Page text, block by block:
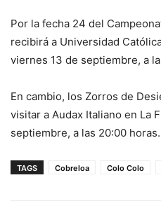
Por la fecha 24 del
recibirá a Universidad
viernes 13 de septiembre, a
En cambio, los Zorros de
visitar a Audax Italiano en La
septiembre, a las 20:00 horas.
TAGS Cobreloa Colo Colo